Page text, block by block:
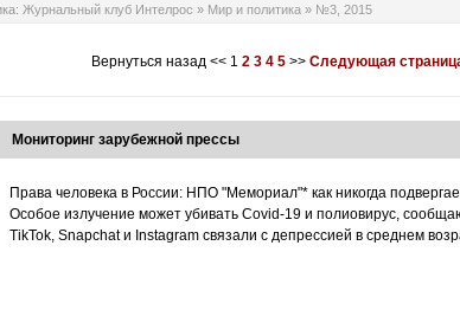
Журнальный клуб Интелрос » Мир и политика» №3, 2015
Вернуться назад << 1 2 3 4 5 >> Следующая
Мониторинг зарубежной прессы
Права человека в России: НПО "Мемориал"* как никогда
Особое излучение может убивать Covid-19 и полиовирус,
TikTok, Snapchat и Instagram связали с депрессией в среднем